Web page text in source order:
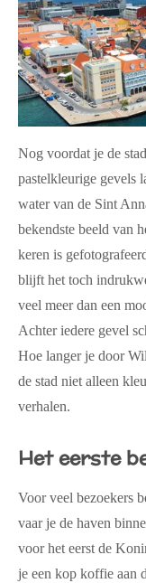
Nog voordat je de
pastelkleurige gevels
water van de Sint
bekendste beeld van
keren is
blijft het toch
veel meer dan een
Achter iedere gevel
Hoe langer je door
de stad niet alleen
verhalen.
Het eerste
Voor veel bezoekers
vaar je de haven
voor het eerst de
je een kop koffie aan